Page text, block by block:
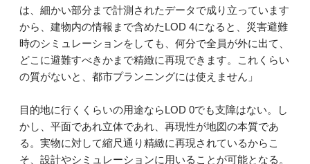
は、細かい部分まで計測されたデータで成り立っています
から、建物内の情報まで含めたLOD 4になると、災害避難
時のシミュレーションをしても、何分で全員が外に出て、
どこに避難すべきかまで精緻に再現できます。これくらい
の質がないと、都市プランニングには使えません」
目的地に行くくらいの用途ならLOD 0でも支障はない。し
かし、平面であれ立体であれ、再現性が地図の本質であ
る。実物に対して縮尺通り精緻に再現されているからこ
そ、設計やシミュレーションに用いることが可能となる。